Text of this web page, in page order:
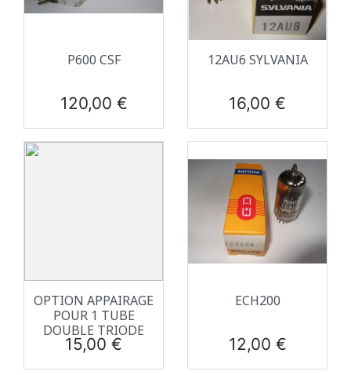
P600 CSF
Prix
120,00 €
12AU6 SYLVANIA
Prix
16,00 €
OPTION APPAIRAGE
POUR 1 TUBE
DOUBLE TRIODE
Prix
15,00 €
ECH200
Prix
12,00 €